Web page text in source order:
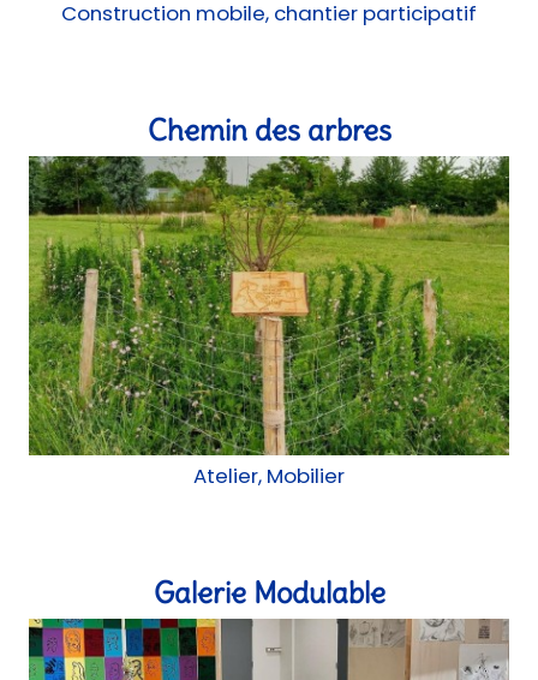
Atelier, Mobilier
Galerie Modulable
Aménagement intérieur, Mobilier